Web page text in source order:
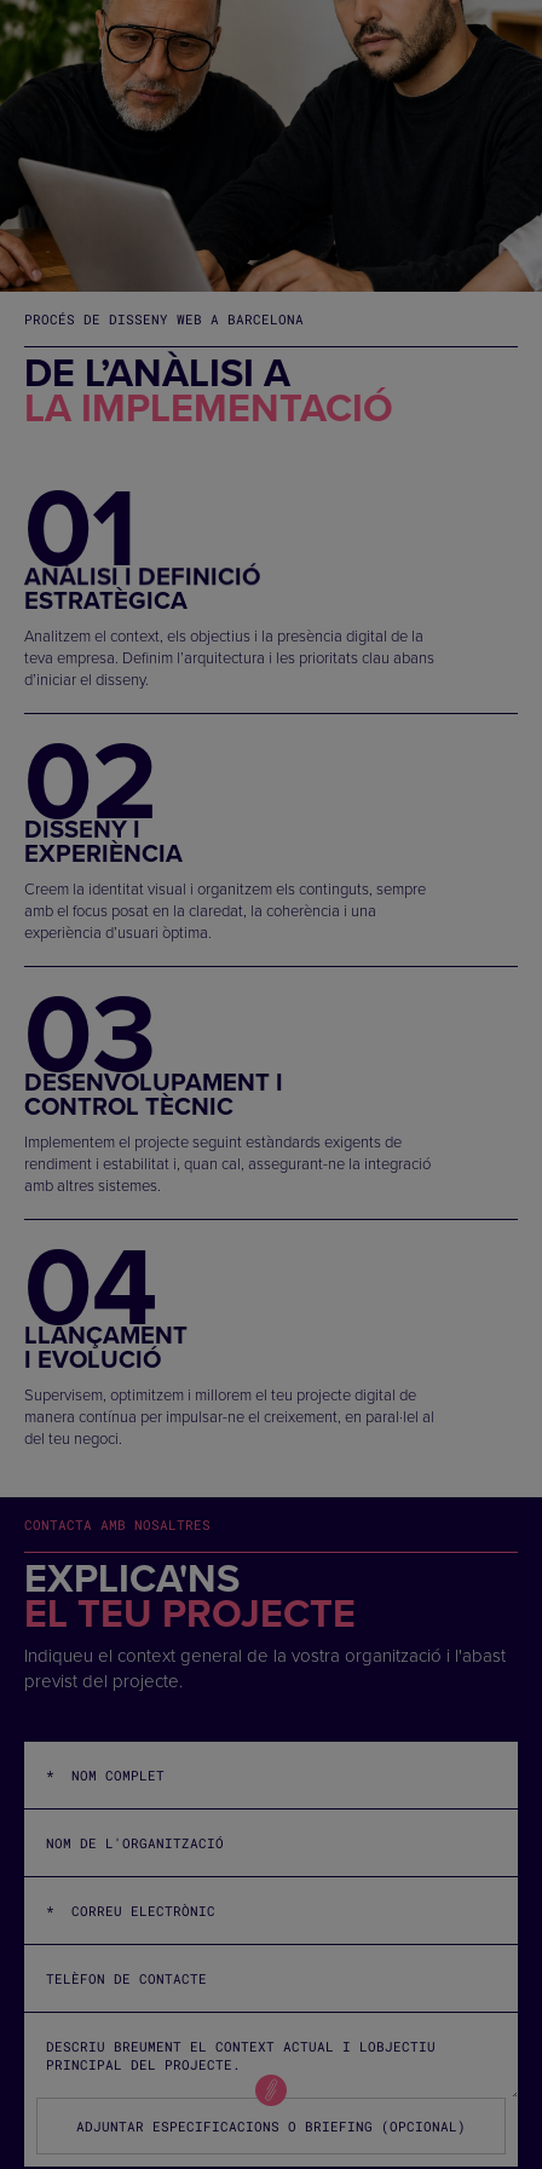
PROCÉS DE DISSENY WEB A BARCELONA
DE L’ANÀLISI A
LA IMPLEMENTACIÓ
01
ANÀLISI I DEFINICIÓ
ESTRATÈGICA
Analitzem el context, els objectius i la presència digital de la
teva empresa. Definim l’arquitectura i les prioritats clau abans
d’iniciar el disseny.
02
DISSENY I
EXPERIÈNCIA
Creem la identitat visual i organitzem els continguts, sempre
amb el focus posat en la claredat, la coherència i una
experiència d’usuari òptima.
03
DESENVOLUPAMENT I
CONTROL TÈCNIC
Implementem el projecte seguint estàndards exigents de
rendiment i estabilitat i, quan cal, assegurant-ne la integració
amb altres sistemes.
04
LLANÇAMENT
I EVOLUCIÓ
Supervisem, optimitzem i millorem el teu projecte digital de
manera contínua per impulsar-ne el creixement, en paral·lel al
del teu negoci.
CONTACTA AMB NOSALTRES
EXPLICA'NS
EL TEU PROJECTE
Indiqueu el context general de la vostra organització i l'abast
previst del projecte.
ADJUNTAR ESPECIFICACIONS O BRIEFING (OPCIONAL)